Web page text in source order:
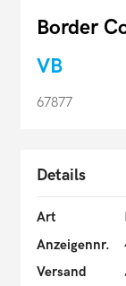
Border
VB
67877
Details
Art
Anzeigennr.
Versand